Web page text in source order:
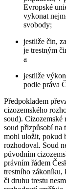
Evropské
vykonat
svobody;
jestliže čin,
je trestným
a
jestliže
podle práva
Předpokladem
cizozemského
soud). Cizozemské
soud přizpůsobí na
mohl uložit, pokud
rozhodoval. Soud
původním
právním řádem
trestního zákoníku,
či druhu trestu